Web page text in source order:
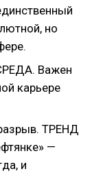
но
Важен
карьере
ТРЕНД
—
и